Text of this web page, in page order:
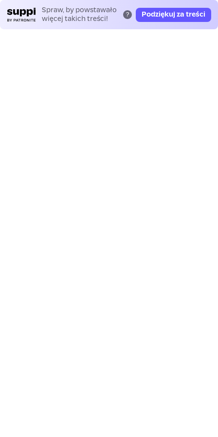
Spraw, by powstawało
więcej takich treści!
? Podziękuj za treści